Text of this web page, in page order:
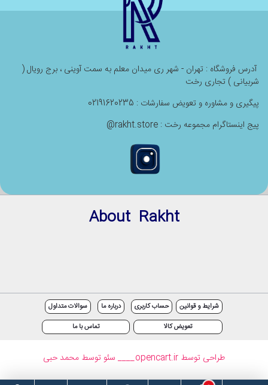
آدرس فروشگاه : تهران - شهر ری میدان معلم به سمت آوینی ، برج رویال (
شربیانی ) تجاری رخت
پیگیری و مشاوره و تعویض سفارشات : 02191620235
پیج اینستاگرام مجموعه رخت : rakht.store@
About Rakht
شرایط و قوانین حساب کاربری درباره ما
سوالات متداول
تعویض کالا
تماس با ما
طراحی توسط opencart.ir ____ سئو توسط محمد حبی